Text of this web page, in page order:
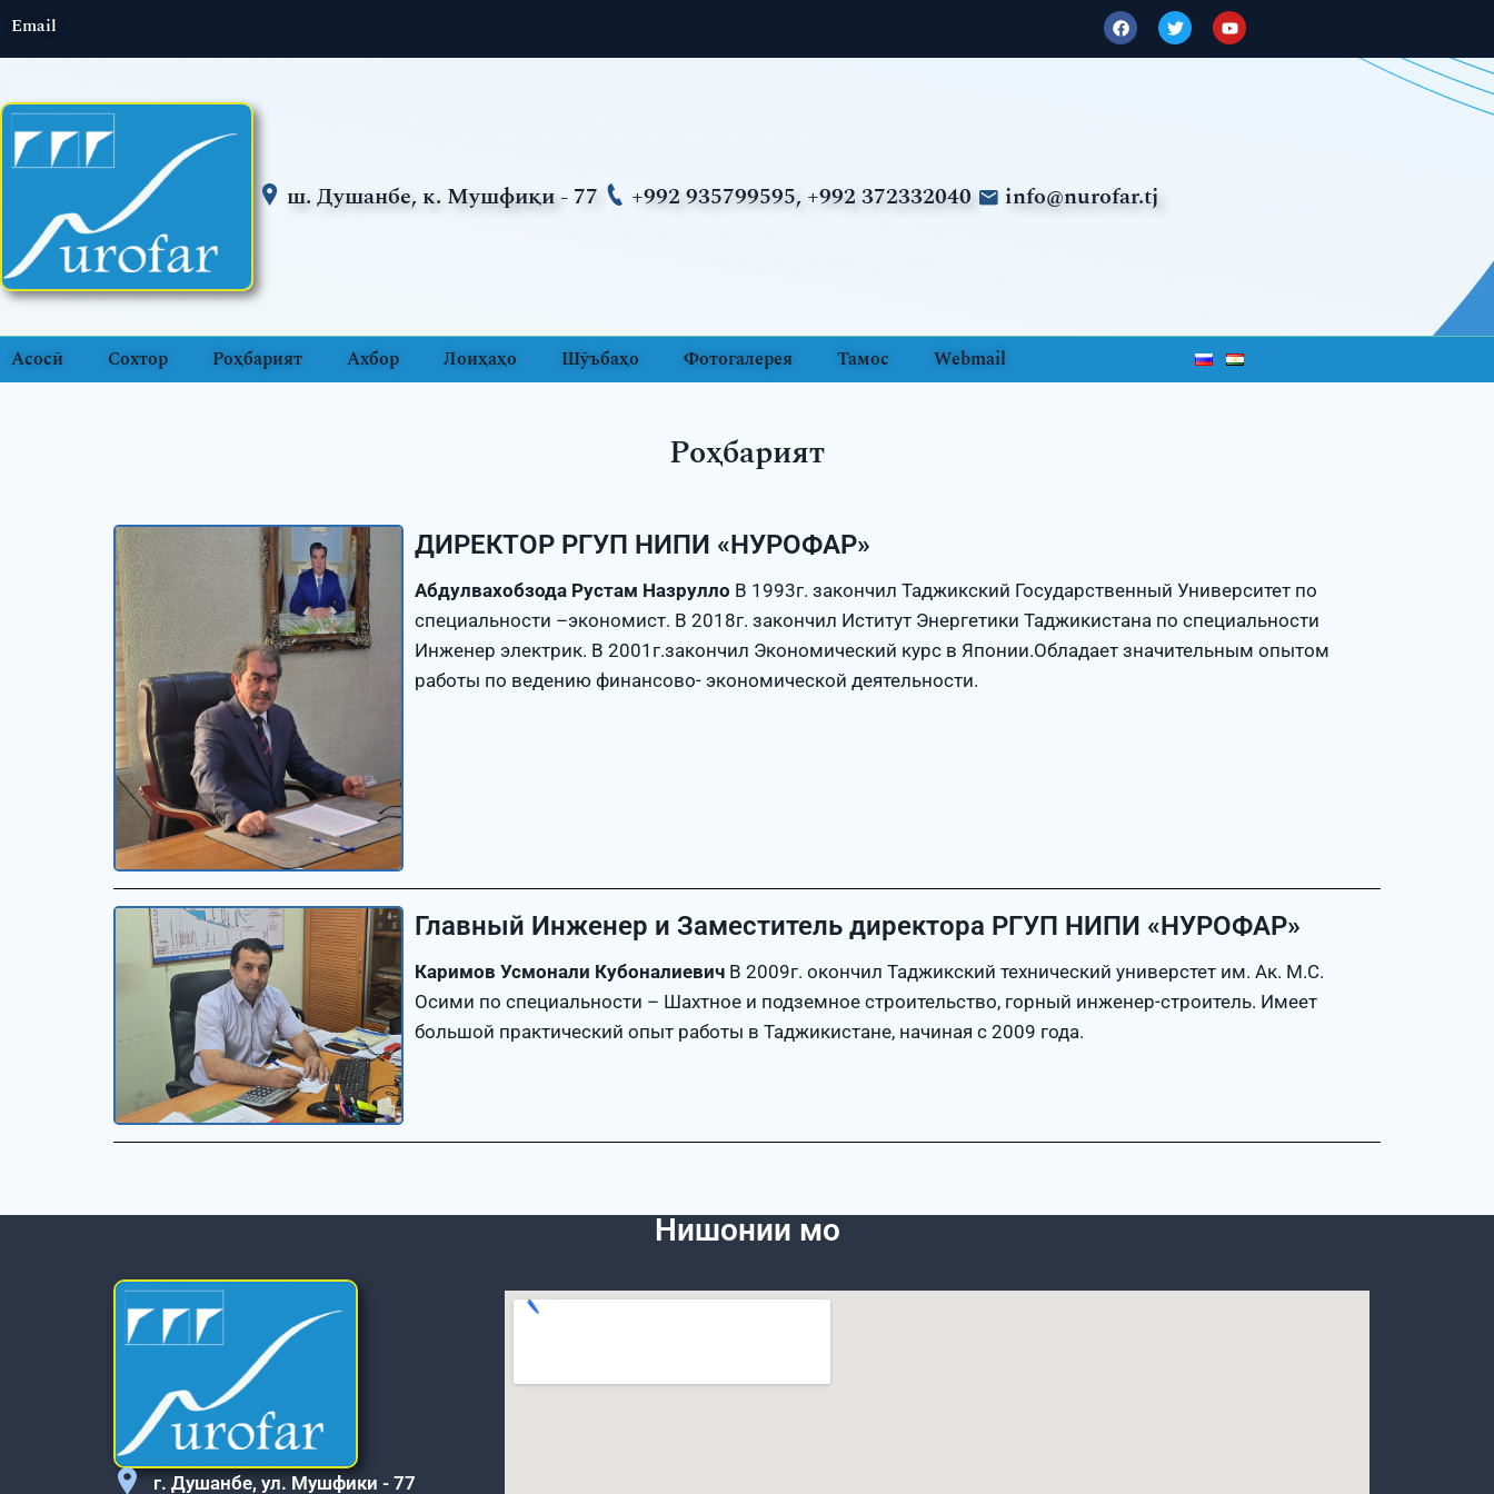
Email
ш. Душанбе, к. Мушфиқи - 77 +992 935799595, +992 372332040 info@nurofar.tj
Асосӣ Сохтор Роҳбарият Ахбор Лоиҳаҳо Шӯъбаҳо Фотогалерея Тамос Webmail
Роҳбарият
ДИРЕКТОР РГУП НИПИ «НУРОФАР»
Абдулвахобзода Рустам Назрулло В 1993г. закончил Таджикский Государственный Университет по
специальности –экономист. В 2018г. закончил Иститут Энергетики Таджикистана по специальности
Инженер электрик. В 2001г.закончил Экономический курс в Японии.Обладает значительным опытом
работы по ведению финансово- экономической деятельности.
Главный Инженер и Заместитель директора РГУП НИПИ «НУРОФАР»
Каримов Усмонали КубоналиевичВ 2009г. окончил Таджикский технический универстет им. Ак. М.С.
Осими по специальности – Шахтное и подземное строительство, горный инженер-строитель. Имеет
большой практический опыт работы в Таджикистане, начиная с 2009 года.
Нишонии мо
г. Душанбе, ул. Мушфики - 77